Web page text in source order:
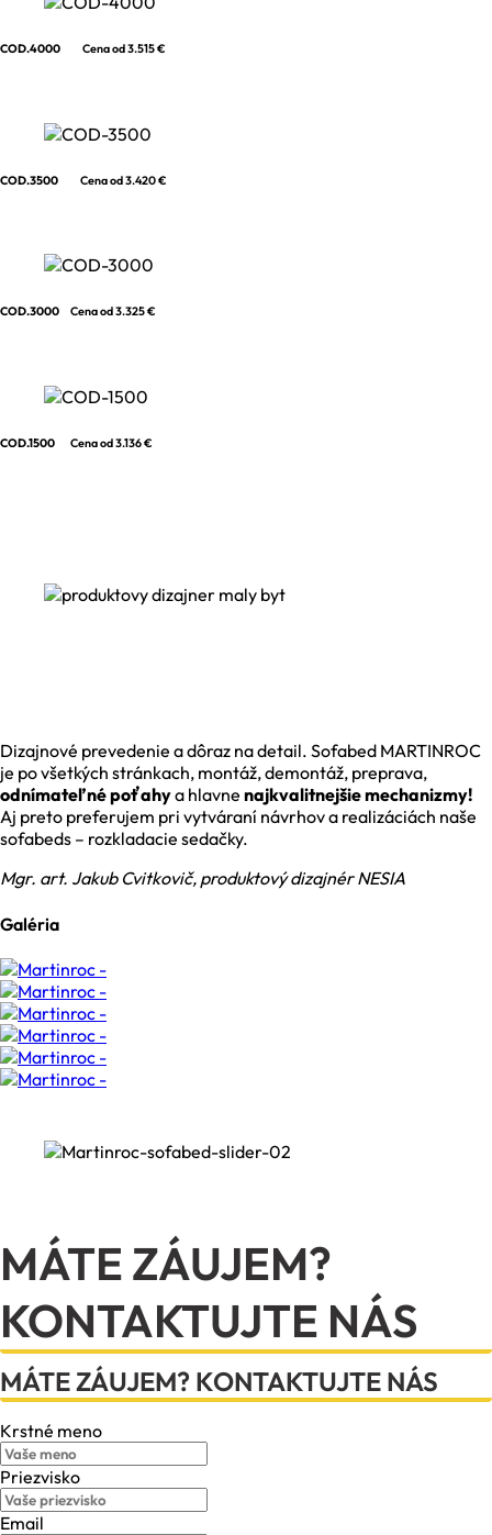
COD.4000 Cena od 3.515 €
COD.3500 Cena od 3.420 €
COD.3000 Cena od 3.325 €
COD.1500 Cena od 3.136 €
Dizajnové prevedenie a dôraz na detail. Sofabed MARTINROC
je po všetkých stránkach, montáž, demontáž, preprava,
odnímateľné poťahya hlavne najkvalitnejšie mechanizmy!
Aj preto preferujem pri vytváraní návrhov a realizáciách naše
sofabeds – rozkladacie sedačky.
Mgr. art. Jakub Cvitkovič, produktový dizajnér NESIA
Galéria
MÁTE ZÁUJEM?
KONTAKTUJTE NÁS
MÁTE ZÁUJEM? KONTAKTUJTE NÁS
Krstné meno
Priezvisko
Email